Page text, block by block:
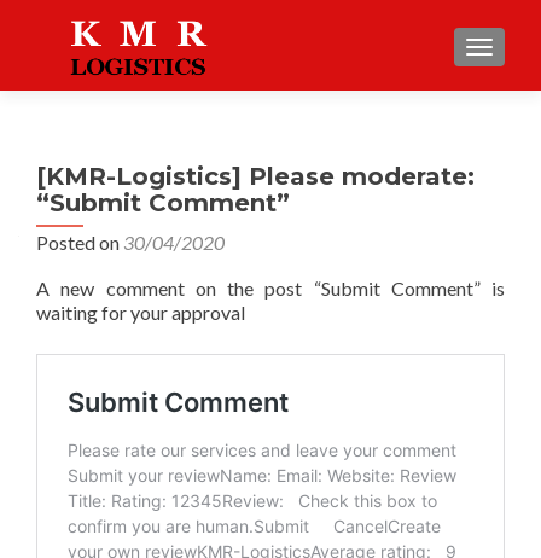
[KMR-Logistics] Please moderate:
“Submit Comment”
Posted on 30/04/2020
A new comment on the post “Submit Comment” is
waiting for your approval